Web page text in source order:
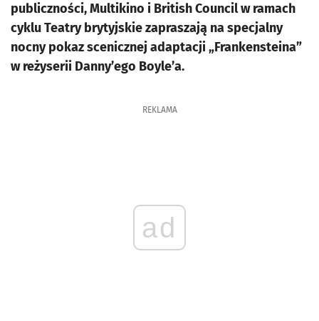
publiczności, Multikino i British Council w ramach
cyklu Teatry brytyjskie zapraszają na specjalny
nocny pokaz scenicznej adaptacji „Frankensteina”
w reżyserii Danny’ego Boyle’a.
REKLAMA
ad